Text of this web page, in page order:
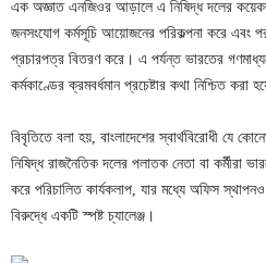
এক অজ্ঞাত এনজিওর আড়ালে এ নিষিদ্ধ দলের
জনসংযোগ কর্মসূচি আয়োজনের পরিকল্পনা করে এবং
প্রচারপত্র বিতরণ করে। এ পর্যন্ত ভারতের
কর্মকাণ্ডের ক্রমবর্ধমান প্রচেষ্টার কথা নিশ্চিত করা
বিবৃতিতে বলা হয়, বাংলাদেশের স্বার্থবিরোধী যে
নিষিদ্ধ রাজনৈতিক দলের পলাতক নেতা বা কর্মীরা
করে পরিচালিত কার্যকলাপ, যার মধ্যে অফিস
বিরুদ্ধে একটি স্পষ্ট চ্যালেঞ্জ।